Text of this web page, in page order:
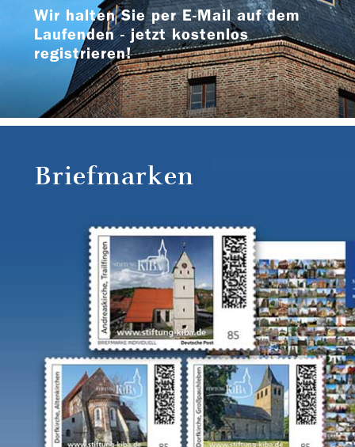
Wir halten Sie per E-Mail auf dem
Laufenden - jetzt kostenlos
registrieren!
Briefmarken